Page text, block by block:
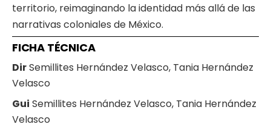
territorio, reimaginando la identidad más allá de las
narrativas coloniales de México.
FICHA TÉCNICA
DirSemillites Hernández Velasco, Tania Hernández
Velasco
Gui Semillites Hernández Velasco, Tania Hernández
Velasco